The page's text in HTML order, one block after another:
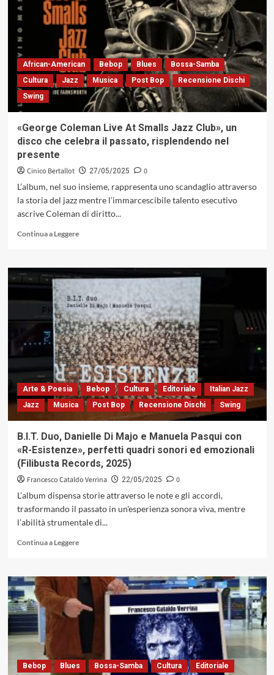
Octet
con
«Big
George»,
un
classico
degli
anni
Settanta
disperso
le
nebbie
e
African-American Bebop Blues
Bossa-Samba
Cultura
Jazz Musica Post Bop
Recensione Dischi
Swing
«George Coleman Live At Smalls Jazz Club», un
disco che celebra il passato, risplendendo nel
presente
Cinico Bertallot 27/05/2025
0
L’album, nel suo insieme, rappresenta uno scandaglio attraverso
la storia del jazz mentre l’immarcescibile talento esecutivo
ascrive Coleman di diritto...
Continua a LeggereLeggi
su
«George
Coleman
Live
At
Smalls
Jazz
Club»,
un
disco
che
celebra
il
passato,
nel
presente
Arte & Poesia Bebop Cultura Editoriale
Italian Jazz
Jazz
Musica Post Bop Recensione Dischi Swing
B.I.T. Duo, Danielle Di Majo e Manuela Pasqui con
«R-Esistenze», perfetti quadri sonori ed emozionali
(Filibusta Records, 2025)
Francesco Cataldo Verrina 22/05/2025
0
L’album dispensa storie attraverso le note e gli accordi,
trasformando il passato in un'esperienza sonora viva, mentre
l’abilità strumentale di...
Continua a LeggereLeggi
su
B.I.T.
Duo,
Danielle
Majo
Manuela
Pasqui
Bebop Blues Bossa-Samba Cultura
Editoriale